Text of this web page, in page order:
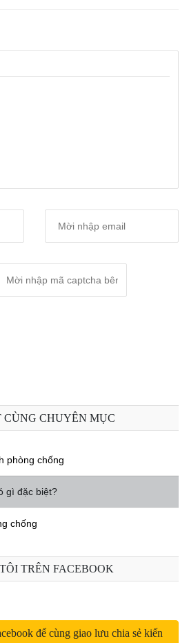
CHUYÊN MỤC
phòng chống
gì đặc biệt?
chống
TRÊN FACEBOOK
để cùng giao lưu chia sẻ kiến